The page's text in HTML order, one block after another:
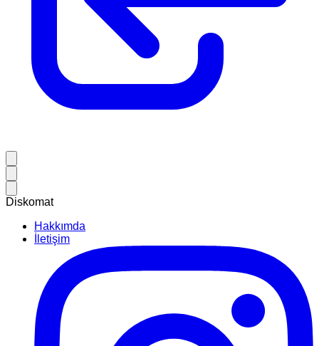
Diskomat
Hakkımda
İletişim